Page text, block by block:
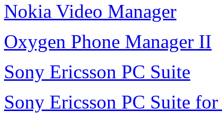
Nokia Video Manager
Oxygen Phone Manager II
Sony Ericsson PC Suite
Sony Ericsson PC Suite